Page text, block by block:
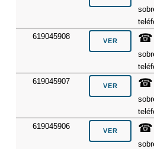
619045908
☎
619045907
☎
619045906
☎